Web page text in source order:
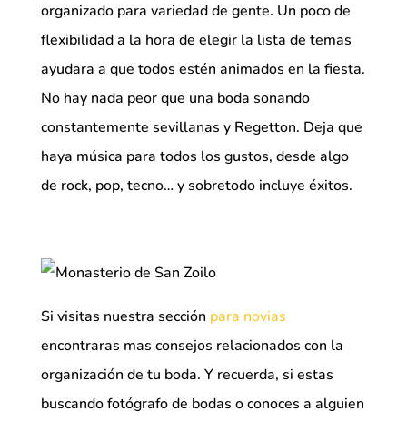
organizado para variedad de gente. Un poco de
flexibilidad a la hora de elegir la lista de temas
ayudara a que todos estén animados en la fiesta.
No hay nada peor que una boda sonando
constantemente sevillanas y Regetton. Deja que
haya música para todos los gustos, desde algo
de rock, pop, tecno… y sobretodo incluye éxitos.
Si visitas nuestra sección para novias
encontraras mas consejos relacionados con la
organización de tu boda. Y recuerda, si estas
buscando fotógrafo de bodas o conoces a alguien